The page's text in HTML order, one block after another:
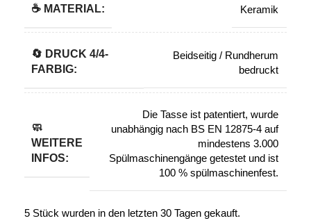
☕ MATERIAL: Keramik
🔄️ DRUCK 4/4-
FARBIG:
Beidseitig / Rundherum
bedruckt
🧼
WEITERE
INFOS:
Die Tasse ist patentiert, wurde
unabhängig nach BS EN 12875-4 auf
mindestens 3.000
Spülmaschinengänge getestet und ist
100 % spülmaschinenfest.
5 Stück wurden in den letzten 30 Tagen gekauft.